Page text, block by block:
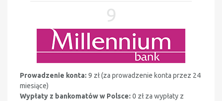
9
Prowadzenie konta: 9 zł (za prowadzenie konta przez 24
miesiące)
Wypłaty z bankomatów w Polsce: 0 zł za wypłaty z